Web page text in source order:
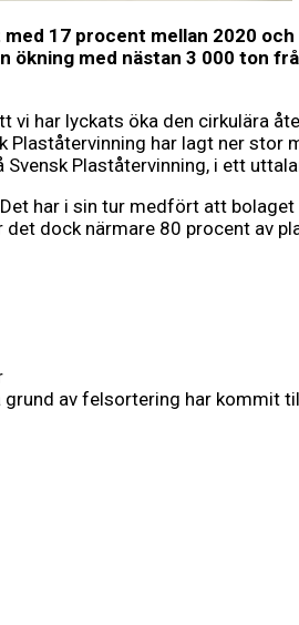
17 procent mellan 2020
med nästan 3 000 ton
har lyckats öka den cirkulära
har lagt ner stor
Plaståtervinning, i ett
har i sin tur medfört att
dock närmare 80 procent av
av felsortering har kommit